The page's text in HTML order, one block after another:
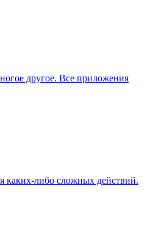
другое. Все приложения
каких-либо сложных действий.